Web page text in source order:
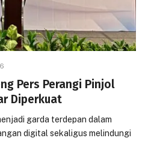
Pers Perangi Pinjol
Diperkuat
garda terdepan dalam
digital sekaligus melindungi